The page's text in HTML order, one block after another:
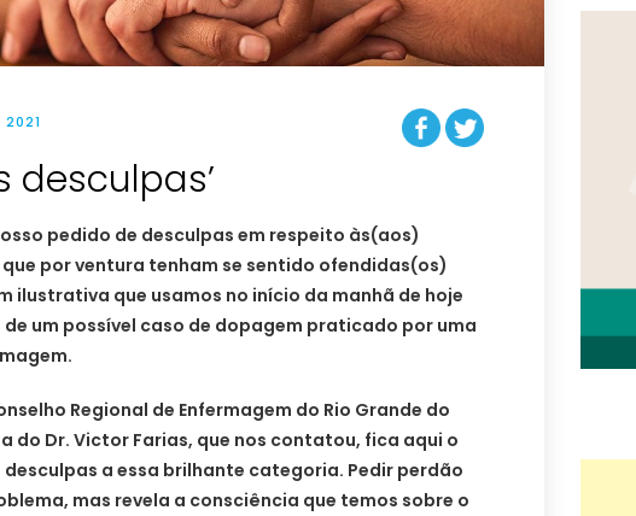
desculpas’
pedido de desculpas em respeito às(aos)
por ventura tenham se sentido ofendidas(os)
ilustrativa que usamos no início da manhã de hoje
um possível caso de dopagem praticado por uma
Regional de Enfermagem do Rio Grande do
do Dr. Victor Farias, que nos contatou, fica aqui o
desculpas a essa brilhante categoria. Pedir perdão
mas revela a consciência que temos sobre o